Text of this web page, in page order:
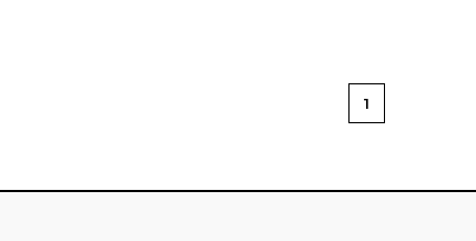
1